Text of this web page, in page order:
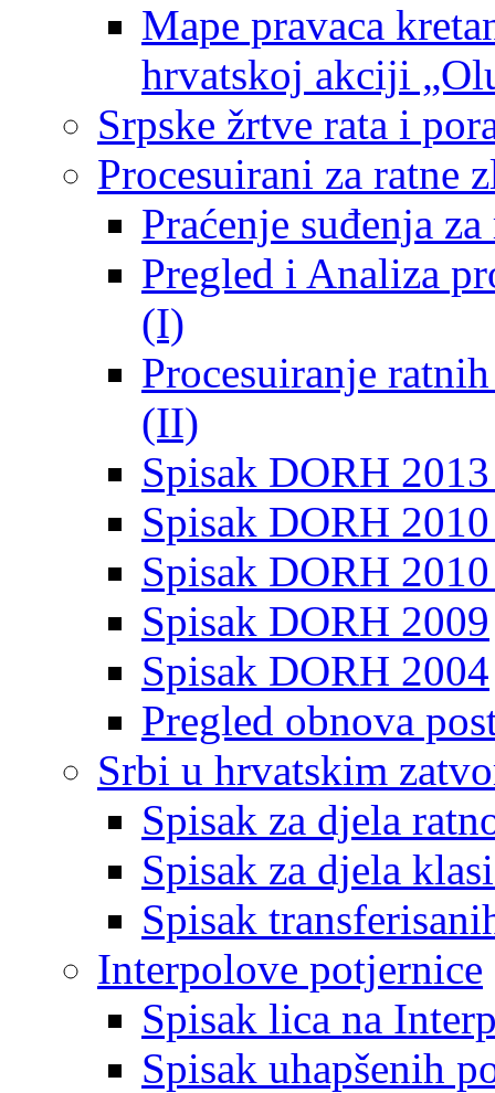
Mape pravaca
hrvatskoj akciji
Srpske žrtve rata i
Procesuirani za ratne
Praćenje suđenja
Pregled i Analiza
(I)
Procesuiranje
(II)
Spisak DORH
Spisak DORH
Spisak DORH
Spisak DORH 2009
Spisak DORH 2004
Pregled obnova
Srbi u hrvatskim
Spisak za djela
Spisak za djela
Spisak
Interpolove potjernice
Spisak lica na
Spisak uhapšenih